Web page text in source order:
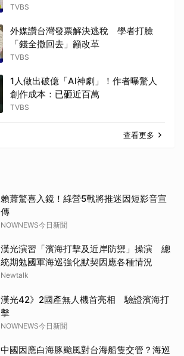
TVBS
外媒讚台灣發票解決逃稅 學者打臉
「錢全撒回去」籲改革
TVBS
1人做出破億「AI神劇」！作者曝驚人
創作成本：已砸近百萬
TVBS
查看更多
賴蕭驚喜入鏡！綠營5戰將推迷因短影音宣
傳
NOWNEWS今日新聞
漢光演習「濱海打擊及近岸防禦」操演 總
統期勉國軍海巡強化默契因應各種情況
Newtalk
漢光42》2國產無人機首亮相 驗證濱海打
擊
NOWNEWS今日新聞
中國因應白海豚颱風對台海船隻交管？海巡